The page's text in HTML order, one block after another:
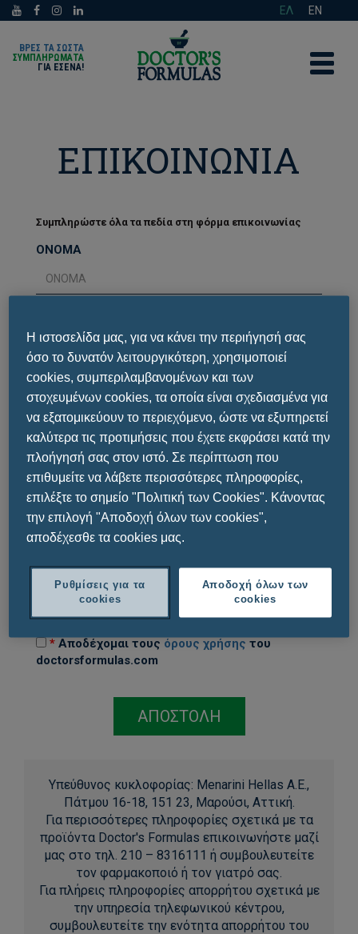
ΕΛ EN
ΒΡΕΣ ΤΑ ΣΩΣΤΑ
ΣΥΜΠΛΗΡΩΜΑΤΑ
ΓΙΑ ΕΣΈΝΑ!
ΕΠΙΚΟΙΝΩΝΙΑ
Συμπληρώστε όλα τα πεδία στη φόρμα επικοινωνίας
ΟΝΟΜΑ
ΤΗΛΕΦΩΝΟ
EMAIL
ΜΗΝΥΜΑ
* Αποδέχομαι τους όρους χρήσης του
doctorsformulas.com
ΑΠΟΣΤΟΛΗ
Υπεύθυνος κυκλοφορίας: Menarini Hellas Α.Ε.,
Πάτμου 16-18, 151 23, Μαρούσι, Αττική.
Για περισσότερες πληροφορίες σχετικά με τα
προϊόντα Doctor's Formulas επικοινωνήστε μαζί
μας στο τηλ. 210 – 8316111 ή συμβουλευτείτε
τον φαρμακοποιό ή τον γιατρό σας.
Για πλήρεις πληροφορίες απορρήτου σχετικά με
την υπηρεσία τηλεφωνικού κέντρου,
συμβουλευτείτε την ενότητα απορρήτου του
Η ιστοσελίδα μας, για να κάνει την περιήγησή σας
όσο το δυνατόν λειτουργικότερη, χρησιμοποιεί
cookies, συμπεριλαμβανομένων και των
στοχευμένων cookies, τα οποία είναι σχεδιασμένα για
να εξατομικεύουν το περιεχόμενο, ώστε να εξυπηρετεί
καλύτερα τις προτιμήσεις που έχετε εκφράσει κατά την
πλοήγησή σας στον ιστό. Σε περίπτωση που
επιθυμείτε να λάβετε περισσότερες πληροφορίες,
επιλέξτε το σημείο "Πολιτική των Cookies". Κάνοντας
την επιλογή "Αποδοχή όλων των cookies",
αποδέχεσθε τα cookies μας.
Αποδοχή όλων των
cookies
Ρυθμίσεις για τα
cookies